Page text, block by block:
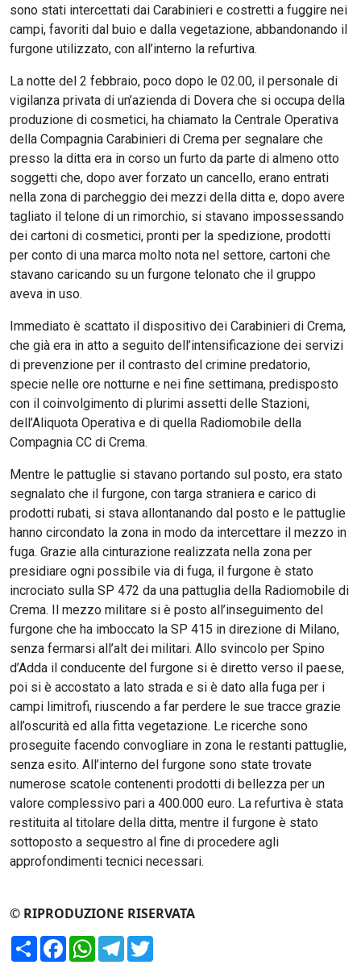
sono stati intercettati dai Carabinieri e costretti a fuggire nei
campi, favoriti dal buio e dalla vegetazione, abbandonando il
furgone utilizzato, con all’interno la refurtiva.
La notte del 2 febbraio, poco dopo le 02.00, il personale di
vigilanza privata di un’azienda di Dovera che si occupa della
produzione di cosmetici, ha chiamato la Centrale Operativa
della Compagnia Carabinieri di Crema per segnalare che
presso la ditta era in corso un furto da parte di almeno otto
soggetti che, dopo aver forzato un cancello, erano entrati
nella zona di parcheggio dei mezzi della ditta e, dopo avere
tagliato il telone di un rimorchio, si stavano impossessando
dei cartoni di cosmetici, pronti per la spedizione, prodotti
per conto di una marca molto nota nel settore, cartoni che
stavano caricando su un furgone telonato che il gruppo
aveva in uso.
Immediato è scattato il dispositivo dei Carabinieri di Crema,
che già era in atto a seguito dell’intensificazione dei servizi
di prevenzione per il contrasto del crimine predatorio,
specie nelle ore notturne e nei fine settimana, predisposto
con il coinvolgimento di plurimi assetti delle Stazioni,
dell’Aliquota Operativa e di quella Radiomobile della
Compagnia CC di Crema.
Mentre le pattuglie si stavano portando sul posto, era stato
segnalato che il furgone, con targa straniera e carico di
prodotti rubati, si stava allontanando dal posto e le pattuglie
hanno circondato la zona in modo da intercettare il mezzo in
fuga. Grazie alla cinturazione realizzata nella zona per
presidiare ogni possibile via di fuga, il furgone è stato
incrociato sulla SP 472 da una pattuglia della Radiomobile di
Crema. Il mezzo militare si è posto all’inseguimento del
furgone che ha imboccato la SP 415 in direzione di Milano,
senza fermarsi all’alt dei militari. Allo svincolo per Spino
d’Adda il conducente del furgone si è diretto verso il paese,
poi si è accostato a lato strada e si è dato alla fuga per i
campi limitrofi, riuscendo a far perdere le sue tracce grazie
all’oscurità ed alla fitta vegetazione. Le ricerche sono
proseguite facendo convogliare in zona le restanti pattuglie,
senza esito. All’interno del furgone sono state trovate
numerose scatole contenenti prodotti di bellezza per un
valore complessivo pari a 400.000 euro. La refurtiva è stata
restituita al titolare della ditta, mentre il furgone è stato
sottoposto a sequestro al fine di procedere agli
approfondimenti tecnici necessari.
© RIPRODUZIONE RISERVATA
CondividiFacebookWhatsApp
Telegram